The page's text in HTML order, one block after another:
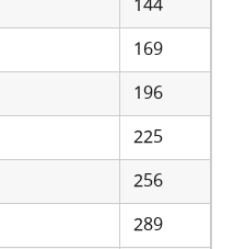
169
196
225
256
289